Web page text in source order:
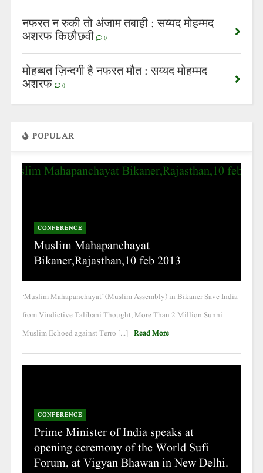
नफरत न रुकी तो अंजाम तबाही : सय्यद मोहम्मद
अशरफ किछौछवी 0
मोहब्बत ज़िन्दगी है नफरत मौत : सय्यद मोहम्मद
अशरफ 0
POPULAR
CONFERENCE
Muslim Mahapanchayat
Bikaner,Rajasthan,10 feb 2013
‘Muslim Mahapanchayat’ (Muslim Assembly) in Bikaner Save India
from Vindictive Talibani Thought, More Than 2 Million Sunni
Muslim Echoed against Terro [...] Read More
CONFERENCE
Prime Minister of India speaks at
opening ceremony of the World Sufi
Forum, at Vigyan Bhawan in New Delhi.